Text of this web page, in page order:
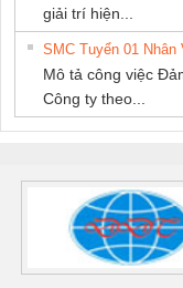
giải trí hiện...
SMC Tuyển 01 Nhân
Mô tả công việc
Công ty theo...